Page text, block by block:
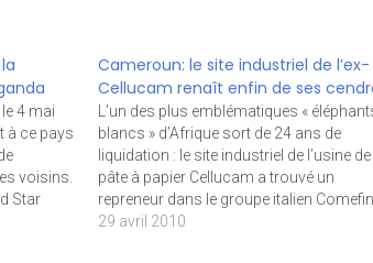
le 4 mai
à ce pays
voisins.
Star
une
Cameroun: le site industriel de l’ex-
Cellucam renaît enfin de ses
L’un des plus emblématiques «
blancs » d’Afrique sort de 24 ans de
liquidation : le site industriel de l’usine de
pâte à papier Cellucam a trouvé un
repreneur dans le groupe italien
projette d’y installer un technopole
29 avril 2010